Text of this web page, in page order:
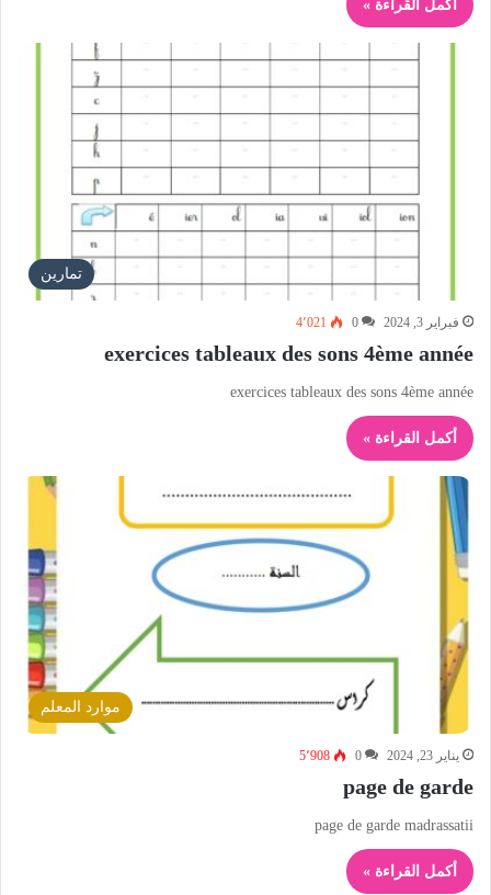
أكمل القراءة »
تمارين
فبراير 3, 2024 0 4٬021
exercices tableaux des sons 4ème année
exercices tableaux des sons 4ème année
أكمل القراءة »
موارد المعلم
يناير 23, 2024 0 5٬908
page de garde
page de garde madrassatii
أكمل القراءة »